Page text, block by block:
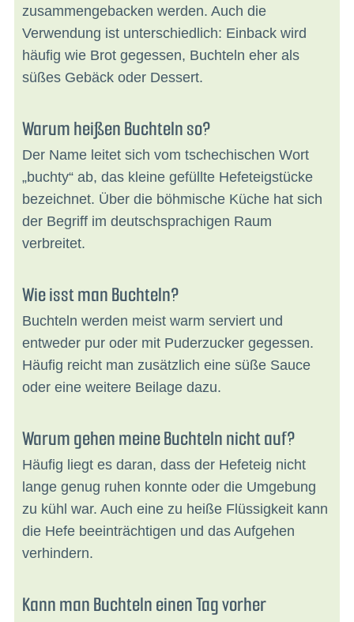
zusammengebacken werden. Auch die
Verwendung ist unterschiedlich: Einback wird
häufig wie Brot gegessen, Buchteln eher als
süßes Gebäck oder Dessert.
Warum heißen Buchteln so?
Der Name leitet sich vom tschechischen Wort
„buchty“ ab, das kleine gefüllte Hefeteigstücke
bezeichnet. Über die böhmische Küche hat sich
der Begriff im deutschsprachigen Raum
verbreitet.
Wie isst man Buchteln?
Buchteln werden meist warm serviert und
entweder pur oder mit Puderzucker gegessen.
Häufig reicht man zusätzlich eine süße Sauce
oder eine weitere Beilage dazu.
Warum gehen meine Buchteln nicht auf?
Häufig liegt es daran, dass der Hefeteig nicht
lange genug ruhen konnte oder die Umgebung
zu kühl war. Auch eine zu heiße Flüssigkeit kann
die Hefe beeinträchtigen und das Aufgehen
verhindern.
Kann man Buchteln einen Tag vorher